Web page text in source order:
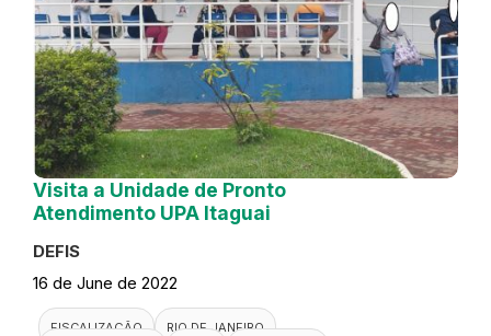
Visita a Unidade de Pronto
Atendimento UPA Itaguai
DEFIS
16 de June de 2022
FISCALIZAÇÃO
RIO DE JANEIRO